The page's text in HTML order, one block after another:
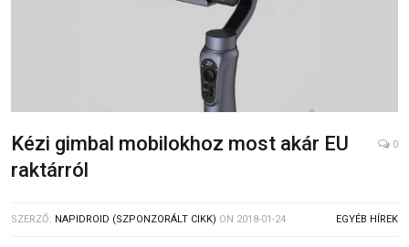
Kézi gimbal mobilokhoz most akár EU
raktárról
0
SZERZŐ: NAPIDROID (SZPONZORÁLT CIKK) ON 2018-01-24 EGYÉB HÍREK